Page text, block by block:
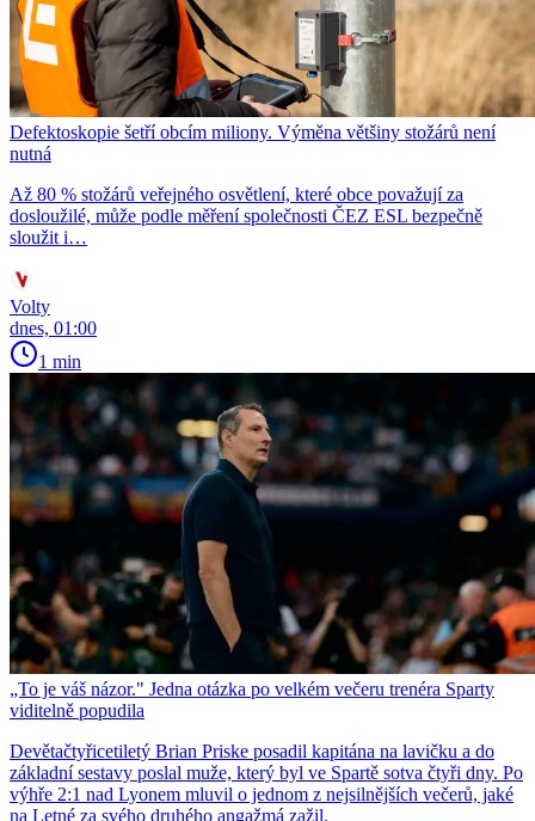
Defektoskopie šetří obcím miliony. Výměna většiny stožárů není
nutná
Až 80 % stožárů veřejného osvětlení, které obce považují za
dosloužilé, může podle měření společnosti ČEZ ESL bezpečně
sloužit i…
Volty
dnes, 01:00
1 min
„To je váš názor." Jedna otázka po velkém večeru trenéra Sparty
viditelně popudila
Devětačtyřicetiletý Brian Priske posadil kapitána na lavičku a do
základní sestavy poslal muže, který byl ve Spartě sotva čtyři dny. Po
výhře 2:1 nad Lyonem mluvil o jednom z nejsilnějších večerů, jaké
na Letné za svého druhého angažmá zažil.